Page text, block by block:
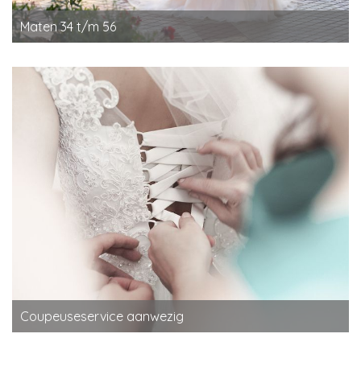
Maten 34 t/m 56
Coupeuseservice aanwezig